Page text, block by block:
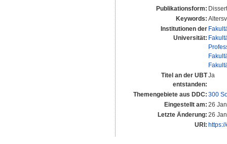
Publikationsform:
Keywords:
Institutionen der
Universität:
Titel an der UBT
entstanden:
Ja
Themengebiete aus DDC: 300
Eingestellt am: 26
Letzte Änderung: 26
URI: